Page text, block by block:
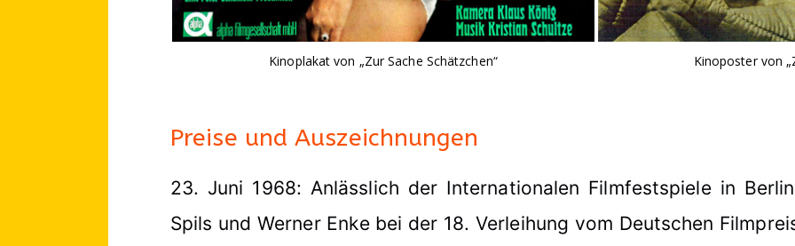
Kinoplakat von „Zur Sache Schätzchen“ Kinoposter von
Preise und Auszeichnungen
23. Juni 1968: Anlässlich der Internationalen Filmfestspiele in
Spils und Werner Enke bei der 18. Verleihung vom Deutschen